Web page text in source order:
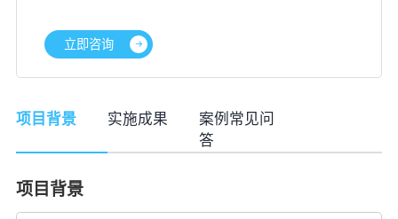
立即咨询
项目背景 实施成果
案例常见问
答
项目背景